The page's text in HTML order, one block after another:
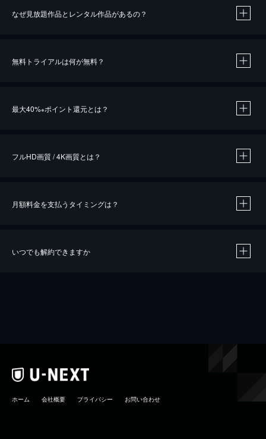
なぜ見放題作品とレンタル作品があるの？
無料トライアルは何が無料？
最大40%※ポイント還元とは？
※40％ポイント還元の対象は、クレジットカード決済による作品の購入 / レンタルです。
フルHD画質 / 4K画質とは？
月額料金を支払うタイミングは？
いつでも解約できますか
ホーム 会社概要 プライバシー お問い合わせ